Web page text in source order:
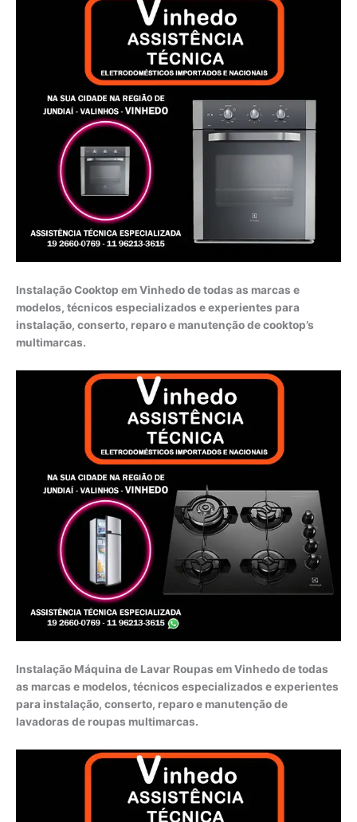
Instalação Cooktop em Vinhedo de todas as marcas e
modelos, técnicos especializados e experientes para
instalação, conserto, reparo e manutenção de cooktop’s
multimarcas.
Instalação Máquina de Lavar Roupas em Vinhedo de todas
as marcas e modelos, técnicos especializados e experientes
para instalação, conserto, reparo e manutenção de
lavadoras de roupas multimarcas.